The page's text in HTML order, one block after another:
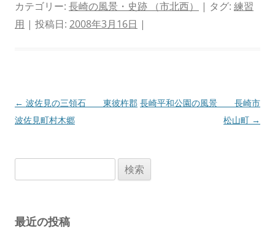
カテゴリー: 長崎の風景・史跡 （市北西） | タグ: 練習
用 | 投稿日: 2008年3月16日 |
投
稿
ョ
← 波佐見の三領石 東彼杵郡
波佐見町村木郷
長崎平和公園の風景 長崎市
松山町 →
索:
最近の投稿